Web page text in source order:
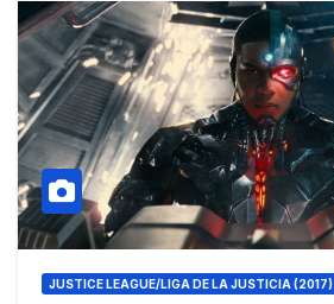
JUSTICE LEAGUE/LIGA DE LA JUSTICIA (2017)